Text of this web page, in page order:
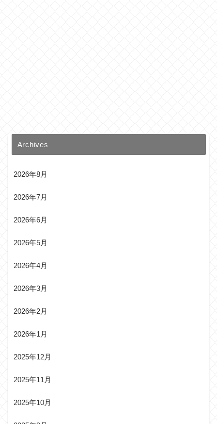
Archives
2026年8月
2026年7月
2026年6月
2026年5月
2026年4月
2026年3月
2026年2月
2026年1月
2025年12月
2025年11月
2025年10月